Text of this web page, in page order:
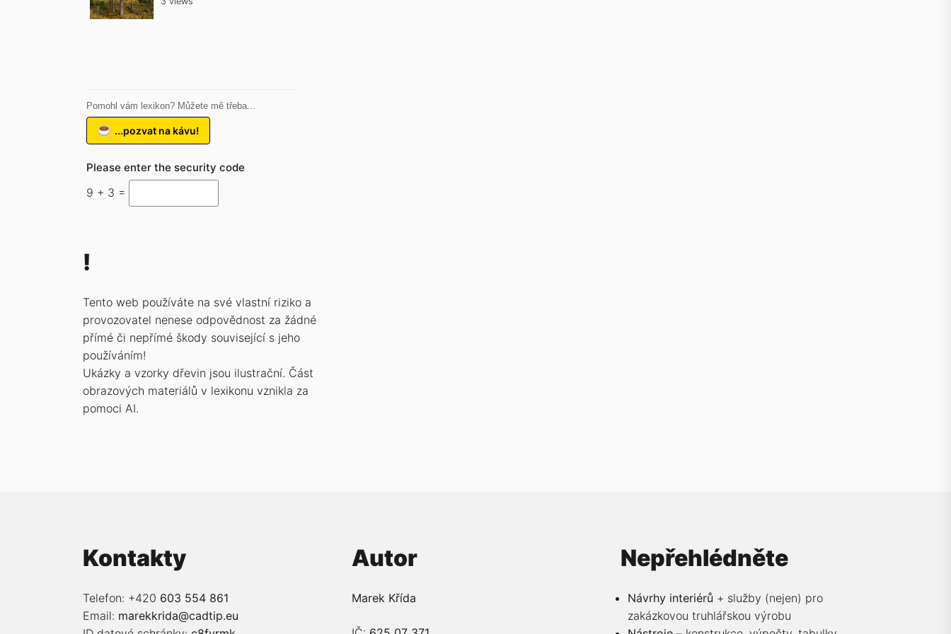
Pomohl vám lexikon? Můžete mě třeba...
...pozvat na kávu!
Please enter the security code
9 + 3 =
!
Tento web používáte na své vlastní riziko a
provozovatel nenese odpovědnost za žádné
přímé či nepřímé škody související s jeho
používáním!
Ukázky a vzorky dřevin jsou ilustrační. Část
obrazových materiálů v lexikonu vznikla za
pomoci AI.
Kontakty
Telefon: +420 603 554 861
Email: marekkrida@cadtip.eu
Autor
Marek Křída
Nepřehlédněte
Návrhy interiérů + služby (nejen) pro
zakázkovou truhlářskou výrobu